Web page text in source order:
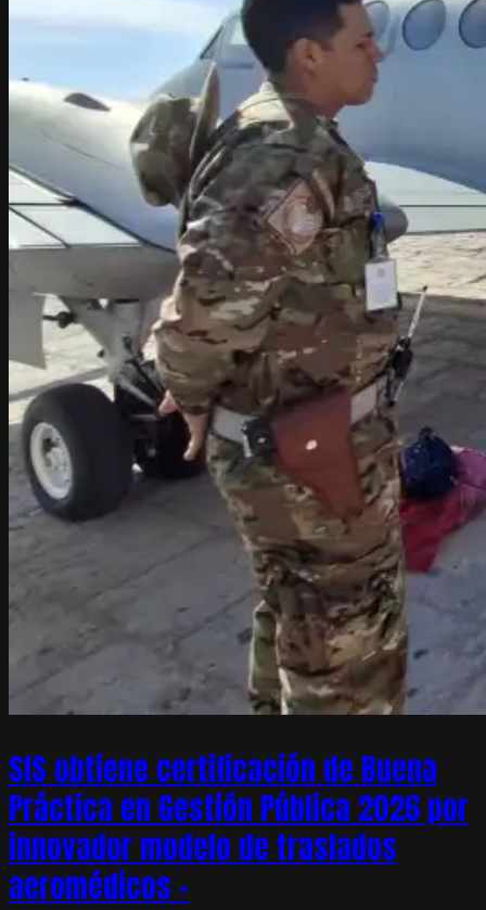
SIS obtiene certificación de Buena
Práctica en Gestión Pública 2026 por
innovador modelo de traslados
aeromédicos –